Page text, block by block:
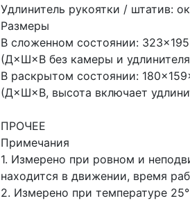
Удлинитель рукоятки / штатив:
Размеры
В сложенном состоянии:
(Д×Ш×В без камеры и
В раскрытом состоянии:
(Д×Ш×В, высота включает
ПРОЧЕЕ
Примечания
1. Измерено при ровном и
находится в движении, время
2. Измерено при температуре